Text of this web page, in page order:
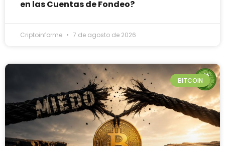
en las Cuentas de Fondeo?
Criptoinforme 7 de agosto de 2026
BITCOIN